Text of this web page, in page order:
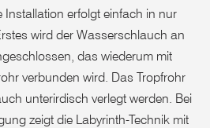
Installation erfolgt einfach in nur
wird der Wasserschlauch an
das wiederum mit
verbunden wird. Das Tropfrohr
unterirdisch verlegt werden. Bei
zeigt die Labyrinth-Technik mit